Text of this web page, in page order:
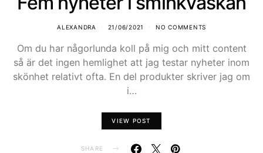
ALEXANDRA 21/06/2021 NO COMMENTS
Om du har någorlunda koll på mig och mitt content
så är det ingen hemlighet att jag testar nyheter inom
skönhet relativt ofta. En del produkter skriver jag om
i…
VIEW POST
SHARE